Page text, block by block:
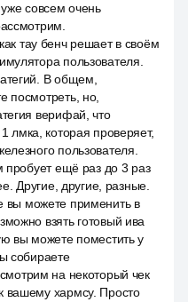
совсем очень
тау бенч решает в своём
пользователя.
В общем,
посмотреть, но,
верифай, что
лмка, которая проверяет,
пользователя.
пробует ещё раз до 3 раз
Другие, другие, разные.
вы можете применить в
взять готовый ива
вы можете поместить у
собираете
на некоторый чек
вашему хармсу. Просто